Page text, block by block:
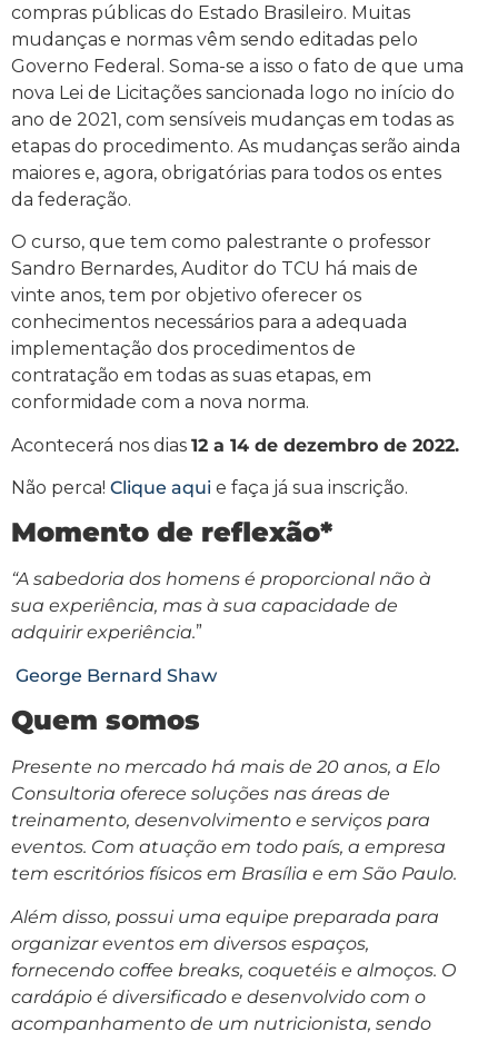
compras públicas do Estado Brasileiro. Muitas
mudanças e normas vêm sendo editadas pelo
Governo Federal. Soma-se a isso o fato de que uma
nova Lei de Licitações sancionada logo no início do
ano de 2021, com sensíveis mudanças em todas as
etapas do procedimento. As mudanças serão ainda
maiores e, agora, obrigatórias para todos os entes
da federação.
O curso, que tem como palestrante o professor
Sandro Bernardes, Auditor do TCU há mais de
vinte anos, tem por objetivo oferecer os
conhecimentos necessários para a adequada
implementação dos procedimentos de
contratação em todas as suas etapas, em
conformidade com a nova norma.
Acontecerá nos dias 12 a 14 de dezembro de 2022.
Não perca! Clique aqui e faça já sua inscrição.
Momento de reflexão*
“A sabedoria dos homens é proporcional não à
sua experiência, mas à sua capacidade de
adquirir experiência.”
George Bernard Shaw
Quem somos
Presente no mercado há mais de 20 anos, a Elo
Consultoria oferece soluções nas áreas de
treinamento, desenvolvimento e serviços para
eventos. Com atuação em todo país, a empresa
tem escritórios físicos em Brasília e em São Paulo.
Além disso, possui uma equipe preparada para
organizar eventos em diversos espaços,
fornecendo coffee breaks, coquetéis e almoços. O
cardápio é diversificado e desenvolvido com o
acompanhamento de um nutricionista, sendo